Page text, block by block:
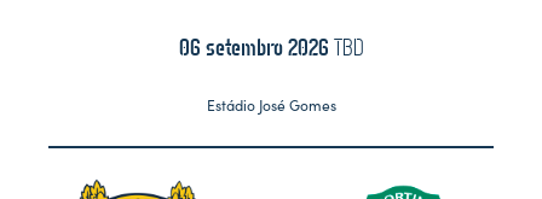
06 setembro 2026 TBD
Estádio José Gomes